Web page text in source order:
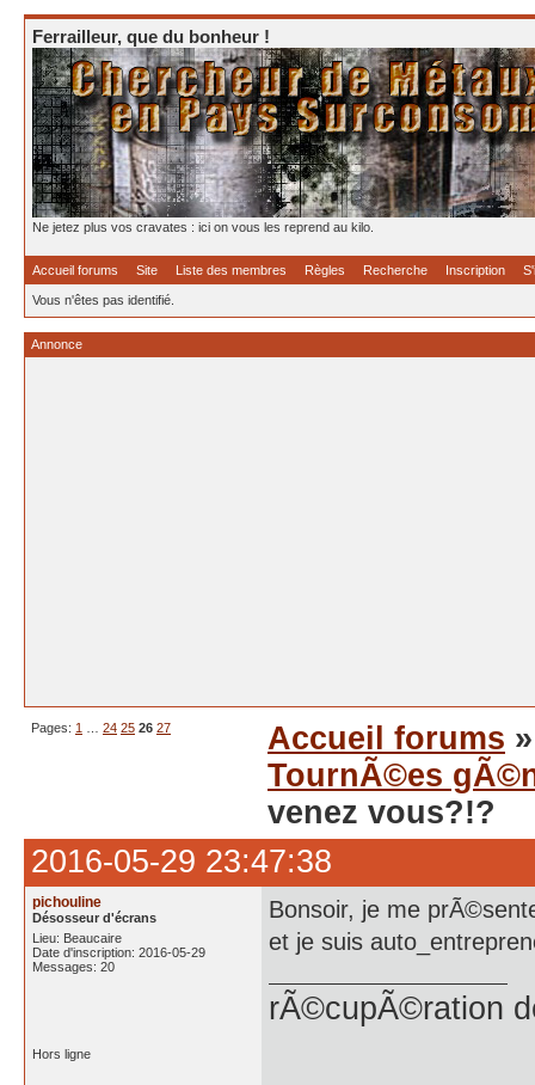
Ferrailleur, que du bonheur !
Ne jetez plus vos cravates : ici on vous les reprend au kilo.
Accueil forums Site Liste des membres Règles Recherche Inscription
Vous n'êtes pas identifié.
Annonce
Pages: 1 24 25 26 27 Accueil forums
TournÃ©es
venez vous?!?
2016-05-29 23:47:38
pichouline
Désosseur d'écrans
Lieu: Beaucaire
Date d'inscription: 2016-05-29
Messages: 20
Bonsoir, je me
et je suis
rÃ©cupÃ©ration
Hors ligne